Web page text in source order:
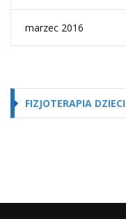
marzec 2016
FIZJOTERAPIA DZIECI